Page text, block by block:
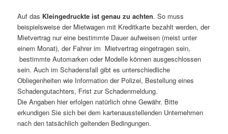
Auf das Kleingedruckte ist genau zu achten. So muss
beispielsweise der Mietwagen mit Kreditkarte bezahlt werden, der
Mietvertrag nur eine bestimmte Dauer aufweisen (meist unter
einem Monat), der Fahrer im Mietvertrag eingetragen sein,
bestimmte Automarken oder Modelle können ausgeschlossen
sein. Auch im Schadensfall gibt es unterschiedliche
Obliegenheiten wie Information der Polizei, Bestellung eines
Schadengutachters, Frist zur Schadenmeldung.
Die Angaben hier erfolgen natürlich ohne Gewähr. Bitte
erkundigen Sie sich bei dem kartenausstellenden Unternehmen
nach den tatsächlich geltenden Bedingungen.